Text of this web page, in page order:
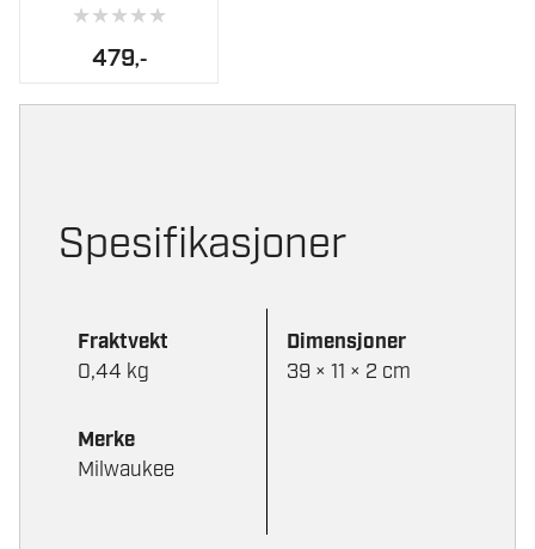
★★★★★
479,-
Spesifikasjoner
Fraktvekt
0,44 kg
Dimensjoner
39 × 11 × 2 cm
Merke
Milwaukee